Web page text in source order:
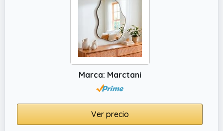
Marca: Marctani
Ver precio